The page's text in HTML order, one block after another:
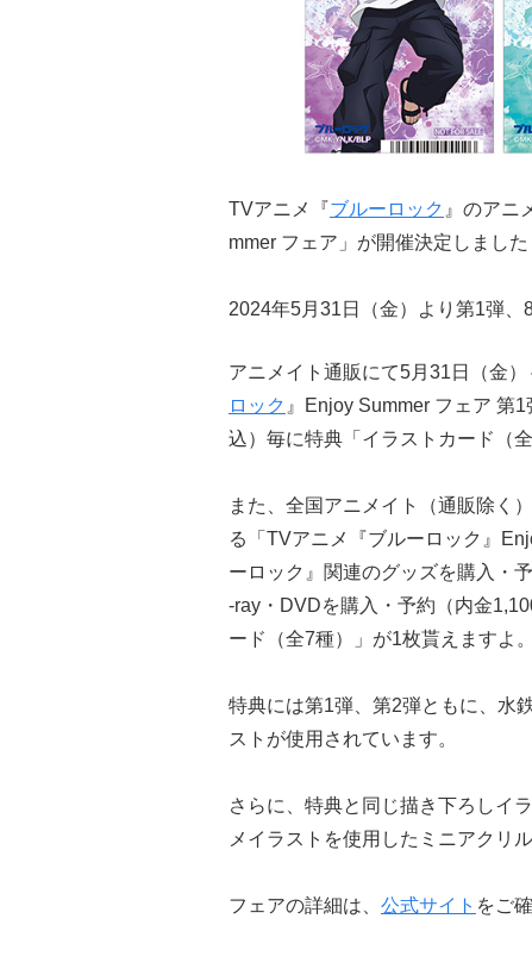
TVアニメ『ブルーロック 』のアニ
mmer フェア」が開催決定しました
2024年5月31日（金）より第1弾、
アニメイト通販にて5月31日（金
ロック 』Enjoy Summer フェア 第
込）毎に特典「イラストカード（
また、全国アニメイト（通販除く
る「TVアニメ『ブルーロック』
ーロック』関連のグッズを購入・
-ray・DVDを購入・予約（内金
ード（全7種）」が1枚貰えますよ。
特典には第1弾、第2弾ともに、水
ストが使用されています。
さらに、特典と同じ描き下ろしイ
メイラストを使用したミニアクリ
フェアの詳細は、 公式サイト をご